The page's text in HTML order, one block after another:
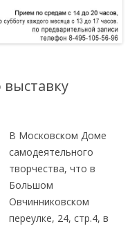
В Московском Доме
самодеятельного
творчества, что в
Большом
Овчинниковском
переулке, 24, стр.4, в